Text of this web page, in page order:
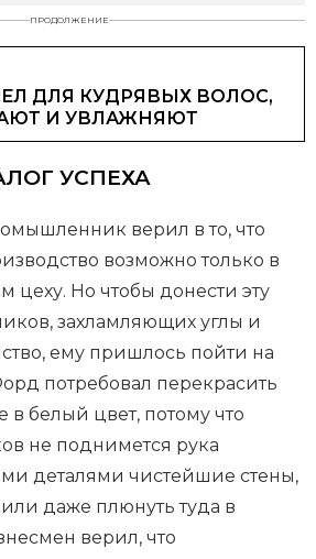
ПРОДОЛЖЕНИЕ
ДЛЯ КУДРЯВЫХ ВОЛОС,
И УВЛАЖНЯЮТ
УСПЕХА
верил в то, что
возможно только в
цеху. Но чтобы донести эту
захламляющих углы и
ему пришлось пойти на
потребовал перекрасить
в белый цвет, потому что
не поднимется рука
деталями чистейшие стены,
даже плюнуть туда в
верил, что